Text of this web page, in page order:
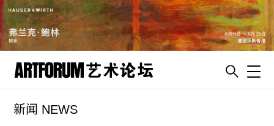
artguide
新闻 NEWS